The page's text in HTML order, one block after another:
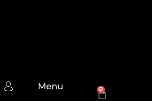
Menu 0